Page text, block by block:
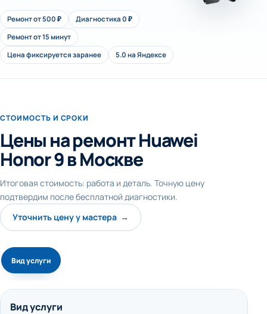
Ремонт от 500 ₽
Диагностика 0 ₽
Ремонт от 15 минут
Цена фиксируется заранее
5.0 на Яндексе
СТОИМОСТЬ И СРОКИ
Цены на ремонт Huawei
Honor 9 в Москве
Итоговая стоимость: работа и деталь. Точную цену
подтвердим после бесплатной диагностики.
Уточнить цену у мастера →
Вид услуги
Вид услуги